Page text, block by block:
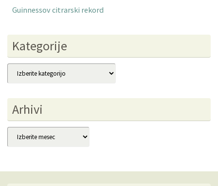
Guinnessov citrarski rekord
Kategorije
Kategorije
Arhivi
Arhivi